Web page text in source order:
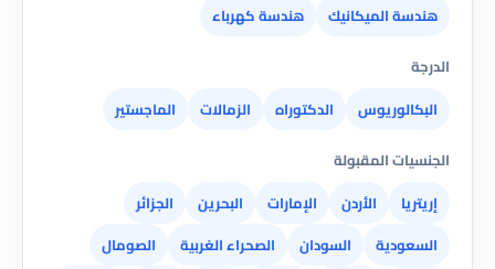
هندسة الميكانيك
هندسة كهرباء
الدرجة
البكالوريوس
الدكتوراه الزمالات
الماجستير
الجنسيات المقبولة
إريتريا
الأردن الإمارات البحرين
الجزائر
السعودية
السودان الصحراء الغربية
الصومال